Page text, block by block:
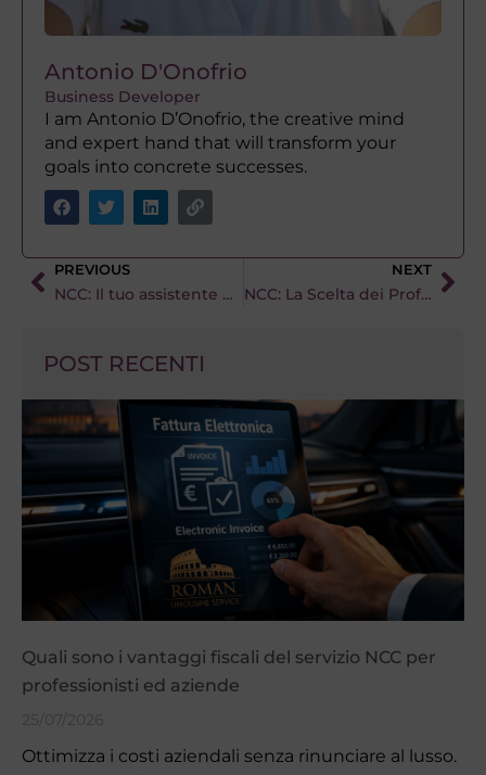
Antonio D'Onofrio
Business Developer
I am Antonio D’Onofrio, the creative mind
and expert hand that will transform your
goals into concrete successes.
PREVIOUS
NCC: Il tuo assistente personale per lo shopping a Roma
NEXT
NCC: La Scelta dei Professionisti – Comfort, Efficienza e Vantaggi Fiscali
POST RECENTI
Quali sono i vantaggi fiscali del servizio NCC per
professionisti ed aziende
25/07/2026
Ottimizza i costi aziendali senza rinunciare al lusso.